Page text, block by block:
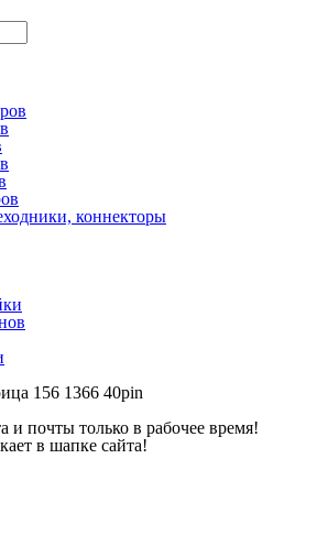
коннекторы
156 1366 40pin
и почты только в рабочее время!
в шапке сайта!